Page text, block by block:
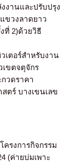
งานและปรับปรุง
ขวงลาดยาว
ที่ 2)ด้วยวิธี
เตอร์สำหรับงาน
เขตจตุจักร
กวดราคา
ตร์ บางเขนเลข
รงการกิจกรรม
(ค่ายบ่มเพาะ